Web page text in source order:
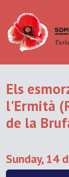
Els
l'Ermità
de la
Sunday, 14